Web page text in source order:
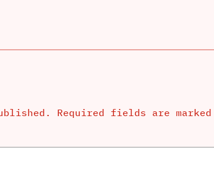
Required fields are marked